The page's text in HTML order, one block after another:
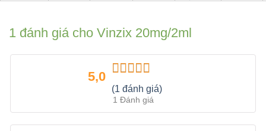
1 đánh giá cho Vinzix 20mg/2ml
5,0
Được xếp
hạng 5.00
sao
(1 đánh giá)
1 Đánh giá